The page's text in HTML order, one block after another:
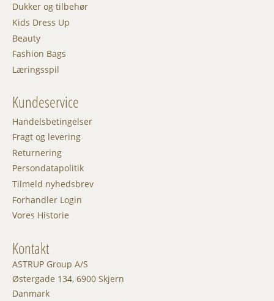
Dukker og tilbehør
Kids Dress Up
Beauty
Fashion Bags
Læringsspil
Kundeservice
Handelsbetingelser
Fragt og levering
Returnering
Persondatapolitik
Tilmeld nyhedsbrev
Forhandler Login
Vores Historie
Kontakt
ASTRUP Group A/S
Østergade 134, 6900 Skjern
Danmark